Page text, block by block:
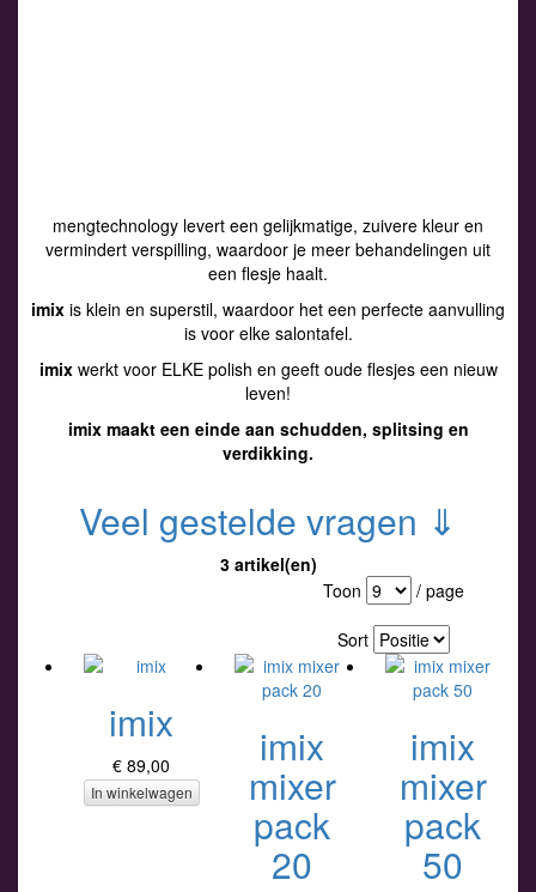
mengtechnology levert een gelijkmatige, zuivere kleur en
vermindert verspilling, waardoor je meer behandelingen uit
een flesje haalt.
imix is klein en superstil, waardoor het een perfecte aanvulling
is voor elke salontafel.
imixwerkt voor ELKE polish en geeft oude flesjes een nieuw
leven!
imix maakt een einde aan schudden, splitsing en
verdikking.
Veel gestelde vragen ⇓
3 artikel(en)
Toon
/ page
Sort
imix
€ 89,00
In winkelwagen
imix
mixer
pack
20
imix
mixer
pack
50